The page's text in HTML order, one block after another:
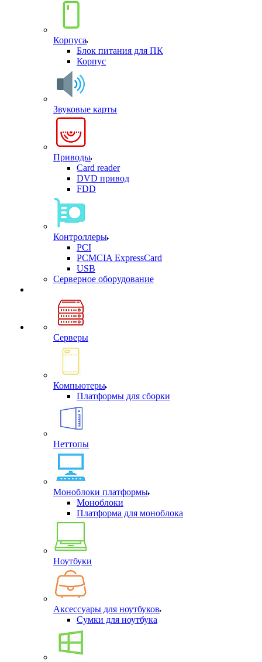
Корпуса
Блок питания для ПК
Корпус
Звуковые карты
Приводы
Card reader
DVD привод
FDD
Контроллеры
PCI
PCMCIA ExpressCard
USB
Cерверное оборудование
Серверы
Компьютеры
Платформы для сборки
Неттопы
Моноблоки платформы
Моноблоки
Платформа для моноблока
Ноутбуки
Аксессуары для ноутбуков
Сумки для ноутбука